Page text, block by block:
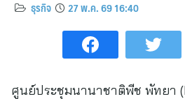
ธุรกิจ 27 พ.ค. 69 16:40
ศูนย์ประชุมนานาชาติพีช พัทยา